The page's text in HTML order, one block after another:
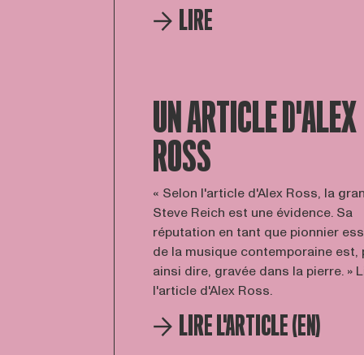
LIRE
UN ARTICLE D'ALEX
ROSS
« Selon l'article d'Alex Ross, la
Steve Reich est une évidence. Sa
réputation en tant que pionnier
de la musique contemporaine est,
ainsi dire, gravée dans la pierre. »
l'article d'Alex Ross.
LIRE L'ARTICLE (EN)